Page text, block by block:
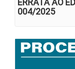
004/2025